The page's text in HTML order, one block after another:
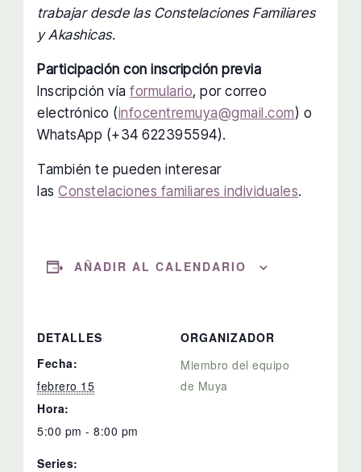
trabajar desde las Constelaciones Familiares
y Akashicas.
Participación con inscripción previa
Inscripción víaformulario, por correo
electrónico (infocentremuya@gmail.com) o
WhatsApp (+34 622395594).
También te pueden interesar
lasConstelaciones familiares individuales.
AÑADIR AL CALENDARIO
DETALLES
Fecha:
febrero 15
Hora:
5:00 pm - 8:00 pm
Series:
ORGANIZADOR
Miembro del equipo
de Muya